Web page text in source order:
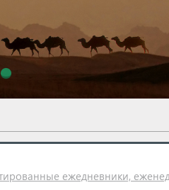
ежедневники,